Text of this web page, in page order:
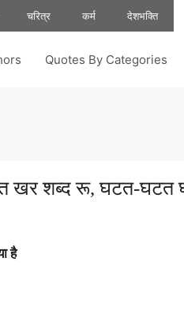
चरित्र कर्म देशभक्ति
Quotes By Categories
खर शब्द रू, घटत-घटत
है